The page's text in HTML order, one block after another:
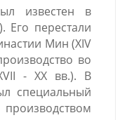
известен в
Его перестали
Мин (XIV
во
- XX вв.). В
специальный